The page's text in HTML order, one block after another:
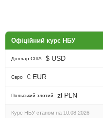
Офіційний курс НБУ
Доллар США $ USD
Євро € EUR
Польський злотий zł PLN
Курс НБУ станом на 10.08.2026